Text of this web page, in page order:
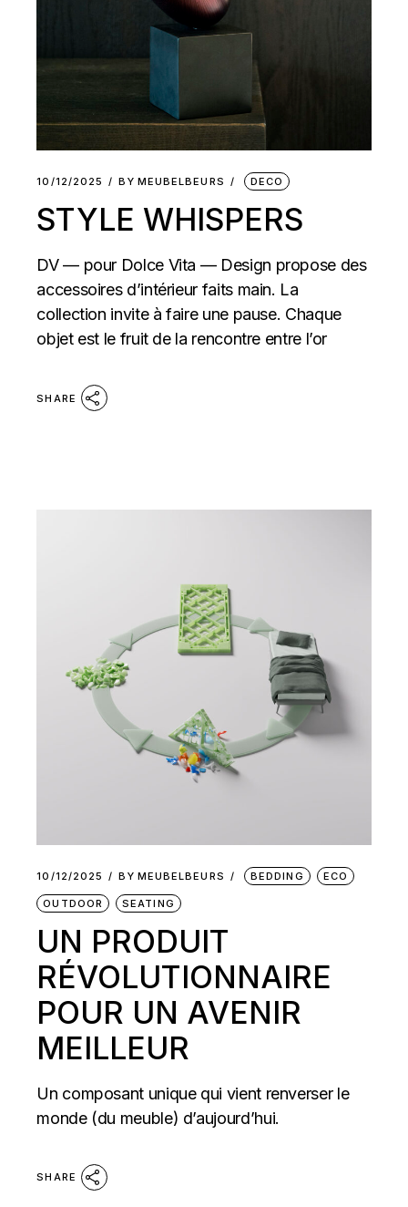
10/12/2025 BY MEUBELBEURS DECO
STYLE WHISPERS
DV — pour Dolce Vita — Design propose des
accessoires d’intérieur faits main. La
collection invite à faire une pause. Chaque
objet est le fruit de la rencontre entre l’or
SHARE
10/12/2025 BY MEUBELBEURS BEDDING ECO
OUTDOOR SEATING
UN PRODUIT
RÉVOLUTIONNAIRE
POUR UN AVENIR
MEILLEUR
Un composant unique qui vient renverser le
monde (du meuble) d’aujourd’hui.
SHARE